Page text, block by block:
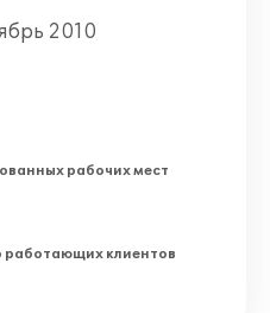
2010
рабочих мест
работающих клиентов